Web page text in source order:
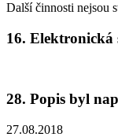
Další činnosti nejsou
16. Elektronická
28. Popis byl
27.08.2018